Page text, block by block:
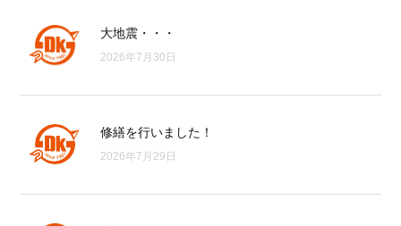
大地震・・・
2026年7月30日
修繕を行いました！
2026年7月29日